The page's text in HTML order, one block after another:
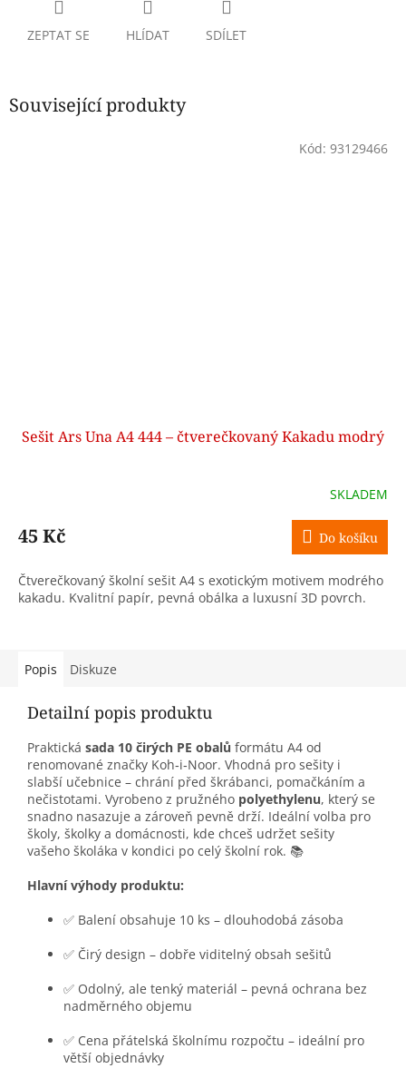
ZEPTAT SE HLÍDAT SDÍLET
Související produkty
Sešit Ars Una A4 444 – čtverečkovaný Kakadu modrý
SKLADEM
45 Kč Do košíku
Čtverečkovaný školní sešit A4 s exotickým motivem modrého
kakadu. Kvalitní papír, pevná obálka a luxusní 3D povrch.
Kód: 93129466
Popis Diskuze
Detailní popis produktu
Praktická sada 10 čirých PE obalů formátu A4 od
renomované značky Koh‑i‑Noor. Vhodná pro sešity i
slabší učebnice – chrání před škrábanci, pomačkáním a
nečistotami. Vyrobeno z pružného polyethylenu, který se
snadno nasazuje a zároveň pevně drží. Ideální volba pro
školy, školky a domácnosti, kde chceš udržet sešity
vašeho školáka v kondici po celý školní rok. 📚
Hlavní výhody produktu:
✅ Balení obsahuje 10 ks – dlouhodobá zásoba
✅ Čirý design – dobře viditelný obsah sešitů
✅ Odolný, ale tenký materiál – pevná ochrana bez
nadměrného objemu
✅ Cena přátelská školnímu rozpočtu – ideální pro
větší objednávky